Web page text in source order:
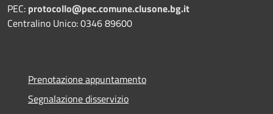
PEC: protocollo@pec.comune.clusone.bg.it
Centralino Unico: 0346 89600
Prenotazione appuntamento
Segnalazione disservizio